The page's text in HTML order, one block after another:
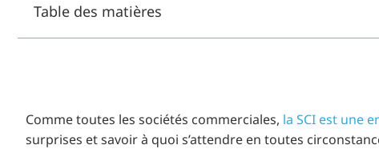
Table des matières
Comme toutes les sociétés commerciales, la SCI est une
surprises et savoir à quoi s’attendre en toutes